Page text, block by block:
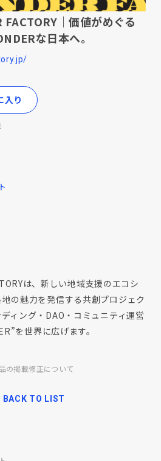
｜価値がめぐる
な日本へ。
入り
は、新しい地域支援のエコシ
の魅力を発信する共創プロジェク
ィング・DAO・コミュニティ運営
を世界に広げます。
の掲載修正について
BACK TO LIST